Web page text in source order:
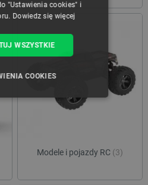
Modele i pojazdy RC (3)
"Ustawienia cookies" i
Dowiedz się więcej
WSZYSTKIE
COOKIES
WYDAJNOŚĆ